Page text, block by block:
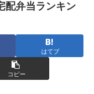
配弁当ランキン
はてブ
コピー